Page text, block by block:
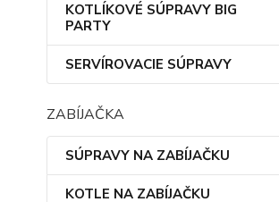
KOTLÍKOVÉ SÚPRAVY BIG
PARTY
SERVÍROVACIE SÚPRAVY
ZABÍJAČKA
SÚPRAVY NA ZABÍJAČKU
KOTLE NA ZABÍJAČKU